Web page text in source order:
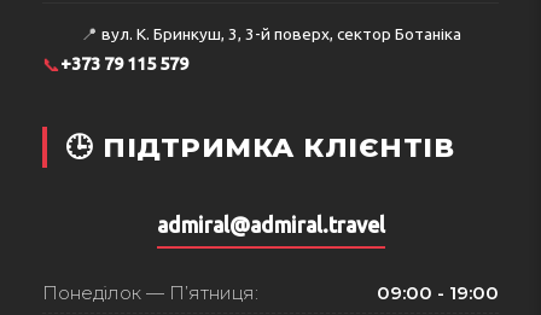
📍 вул. К. Бринкуш, 3, 3-й поверх, сектор Ботаніка
📞+373 79 115 579
🕒 ПІДТРИМКА КЛІЄНТІВ
admiral@admiral.travel
Понеділок — П’ятниця: 09:00 - 19:00